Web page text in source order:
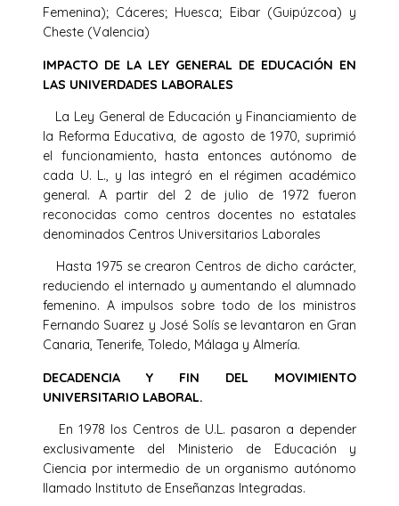
Femenina); Cáceres; Huesca; Eibar (Guipúzcoa) y
Cheste (Valencia)
IMPACTO DE LA LEY GENERAL DE EDUCACIÓN EN
LAS UNIVERDADES LABORALES
La Ley General de Educación y Financiamiento de
la Reforma Educativa, de agosto de 1970, suprimió
el funcionamiento, hasta entonces autónomo de
cada U. L., y las integró en el régimen académico
general. A partir del 2 de julio de 1972 fueron
reconocidas como centros docentes no estatales
denominados Centros Universitarios Laborales
Hasta 1975 se crearon Centros de dicho carácter,
reduciendo el internado y aumentando el alumnado
femenino. A impulsos sobre todo de los ministros
Fernando Suarez y José Solís se levantaron en Gran
Canaria, Tenerife, Toledo, Málaga y Almería.
DECADENCIA Y FIN DEL MOVIMIENTO
UNIVERSITARIO LABORAL.
En 1978 los Centros de U.L. pasaron a depender
exclusivamente del Ministerio de Educación y
Ciencia por intermedio de un organismo autónomo
llamado Instituto de Enseñanzas Integradas.